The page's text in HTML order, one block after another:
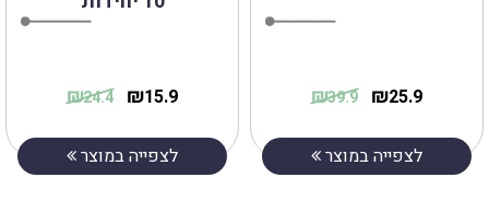
15.9
₪
24.4
₪
לצפייה במוצר
25.9
₪
39.9
₪
לצפייה במוצר